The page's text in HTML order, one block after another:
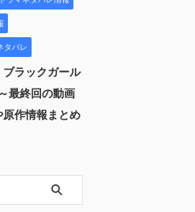
タバレ
ブラックガール
最終回の動画
原作情報まとめ